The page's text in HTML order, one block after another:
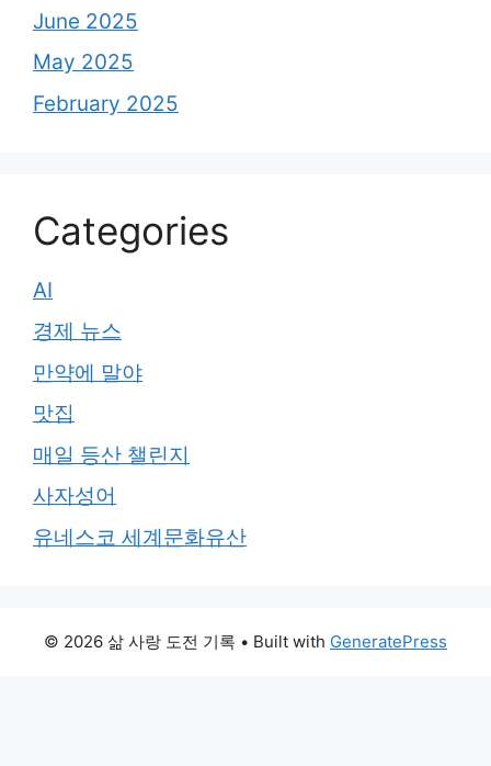
June 2025
May 2025
February 2025
Categories
AI
경제 뉴스
만약에 말야
맛집
매일 등산 챌린지
사자성어
유네스코 세계문화유산
© 2026 삶 사랑 도전 기록 • Built with GeneratePress